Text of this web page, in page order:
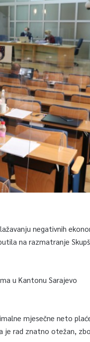
negativnih
na razmatranje
u Kantonu Sarajevo
mjesečne neto
je rad znatno otežan,